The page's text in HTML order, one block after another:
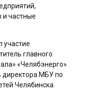
и частные
участие
главного
«Челябэнерго»
директора МБУ по
Челябинска